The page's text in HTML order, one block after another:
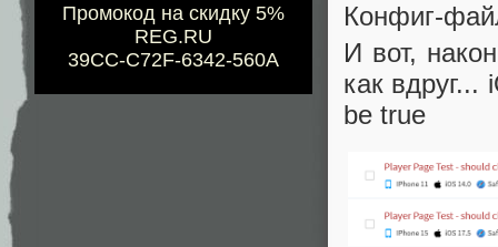
Промокод на скидку 5%
REG.RU
39CC-C72F-6342-560A
Конфиг-
И вот,
как вдруг...
be true